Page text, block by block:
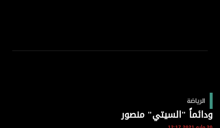
علوم الدار
الرياضة
الرياضة
ودائماً "السيتي" منصور